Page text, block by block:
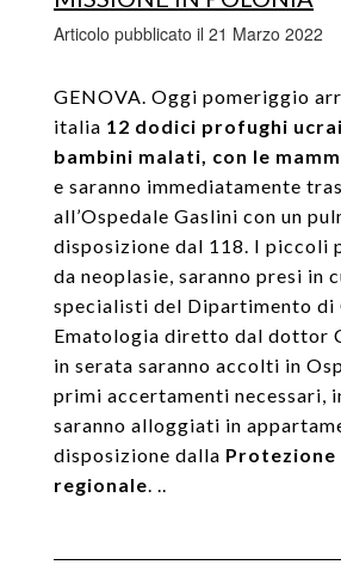
Articolo pubblicato il 21 Marzo 2022
GENOVA. Oggi pomeriggio
italia 12 dodici profughi
bambini malati, con le
e saranno immediatamente
all’Ospedale Gaslini con un
disposizione dal 118. I piccoli
da neoplasie, saranno presi in
specialisti del Dipartimento di
Ematologia diretto dal dottor
in serata saranno accolti in
primi accertamenti necessari,
saranno alloggiati in
disposizione dalla Protezione
regionale